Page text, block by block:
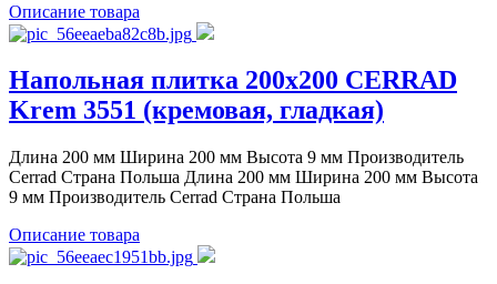
Описание товара
Напольная плитка 200x200 CERRAD
Krem 3551 (кремовая, гладкая)
Длина 200 мм Ширина 200 мм Высота 9 мм Производитель
Cerrad Страна Польша Длина 200 мм Ширина 200 мм Высота
9 мм Производитель Cerrad Страна Польша
Описание товара